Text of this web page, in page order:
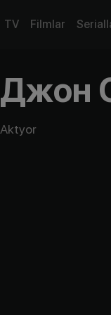
TV Filmlar
Джон
Aktyor